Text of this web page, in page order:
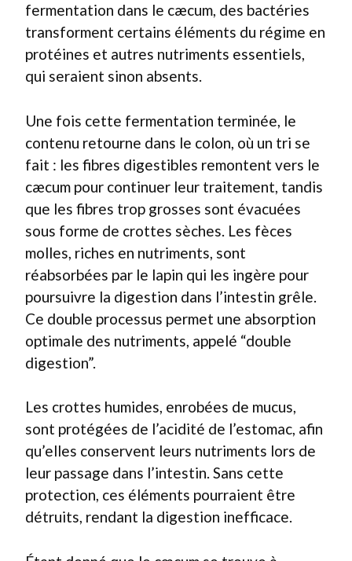
fermentation dans le cæcum, des bactéries
transforment certains éléments du régime en
protéines et autres nutriments essentiels,
qui seraient sinon absents.
Une fois cette fermentation terminée, le
contenu retourne dans le colon, où un tri se
fait : les fibres digestibles remontent vers le
cæcum pour continuer leur traitement, tandis
que les fibres trop grosses sont évacuées
sous forme de crottes sèches. Les fèces
molles, riches en nutriments, sont
réabsorbées par le lapin qui les ingère pour
poursuivre la digestion dans l’intestin grêle.
Ce double processus permet une absorption
optimale des nutriments, appelé “double
digestion”.
Les crottes humides, enrobées de mucus,
sont protégées de l’acidité de l’estomac, afin
qu’elles conservent leurs nutriments lors de
leur passage dans l’intestin. Sans cette
protection, ces éléments pourraient être
détruits, rendant la digestion inefficace.